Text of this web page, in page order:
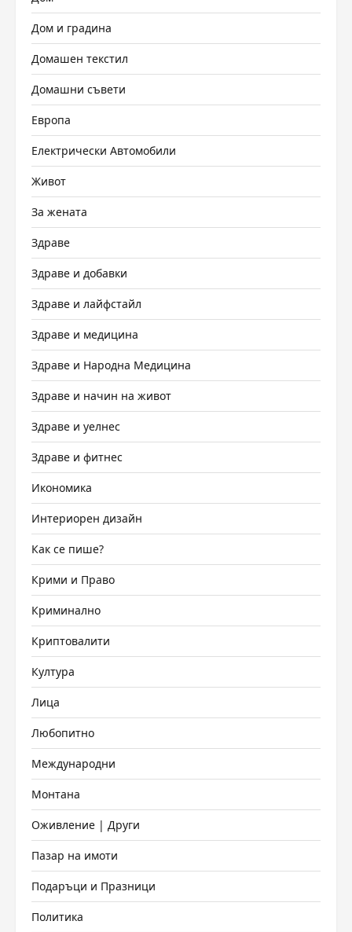
Дом и градина
Домашен текстил
Домашни съвети
Европа
Електрически Автомобили
Живот
За жената
Здраве
Здраве и добавки
Здраве и лайфстайл
Здраве и медицина
Здраве и Народна Медицина
Здраве и начин на живот
Здраве и уелнес
Здраве и фитнес
Икономика
Интериорен дизайн
Как се пише?
Крими и Право
Криминално
Криптовалити
Култура
Лица
Любопитно
Международни
Монтана
Оживление | Други
Пазар на имоти
Подаръци и Празници
Политика